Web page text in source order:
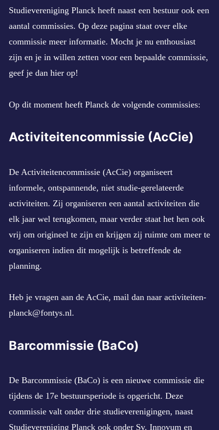
menu
WORD LID!
CONTACT
Studievereniging Planck heeft naast een bestuur ook een
aantal commissies. Op deze pagina staat over elke
commissie meer informatie. Mocht je nu enthousiast
zijn en je in willen zetten voor een bepaalde commissie,
geef je dan hierop!
Op dit moment heeft Planck de volgende commissies:
Activiteitencommissie (AcCie)
De Activiteitencommissie (AcCie) organiseert
informele, ontspannende, niet studie-gerelateerde
activiteiten. Zij organiseren een aantal activiteiten die
elk jaar wel terugkomen, maar verder staat het hen ook
vrij om origineel te zijn en krijgen zij ruimte om meer te
organiseren indien dit mogelijk is betreffende de
planning.
Heb je vragen aan de AcCie, mail dan naar activiteiten-
planck@fontys.nl.
Barcommissie (BaCo)
De Barcommissie (BaCo) is een nieuwe commissie die
tijdens de 17e bestuursperiode is opgericht. Deze
commissie valt onder drie studieverenigingen, naast
Studievereniging Planck ook onder Sv. Innovum en